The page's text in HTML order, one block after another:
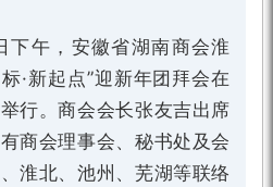
下午，安徽省湖南商会淮
·新起点”迎新年团拜会在
行。商会会长张友吉出席
商会理事会、秘书处及会
淮北、池州、芜湖等联络